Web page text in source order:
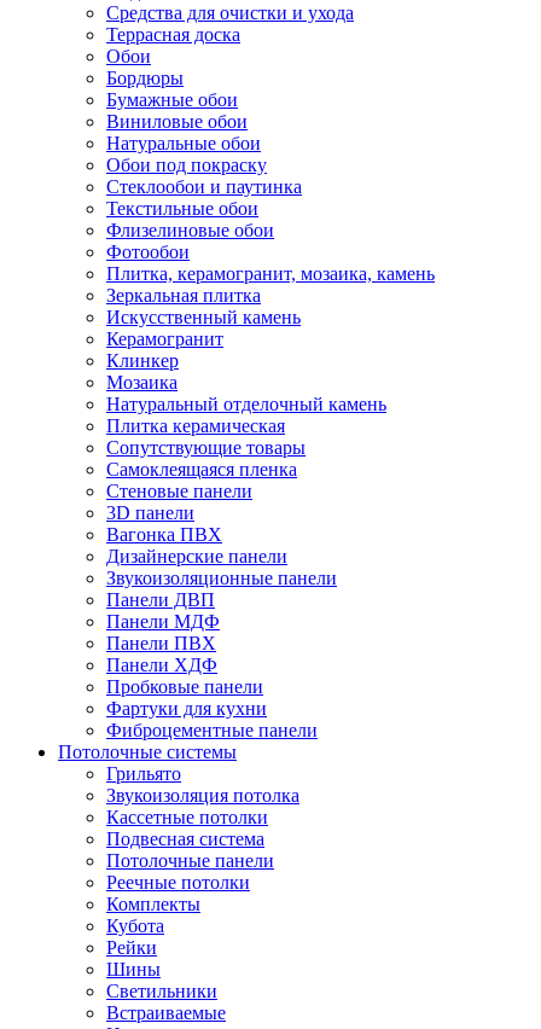
Средства для очистки и ухода
Террасная доска
Обои
Бордюры
Бумажные обои
Виниловые обои
Натуральные обои
Обои под покраску
Стеклообои и паутинка
Текстильные обои
Флизелиновые обои
Фотообои
Плитка, керамогранит, мозаика, камень
Зеркальная плитка
Искусственный камень
Керамогранит
Клинкер
Мозаика
Натуральный отделочный камень
Плитка керамическая
Сопутствующие товары
Самоклеящаяся пленка
Стеновые панели
3D панели
Вагонка ПВХ
Дизайнерские панели
Звукоизоляционные панели
Панели ДВП
Панели МДФ
Панели ПВХ
Панели ХДФ
Пробковые панели
Фартуки для кухни
Фиброцементные панели
Потолочные системы
Грильято
Звукоизоляция потолка
Кассетные потолки
Подвесная система
Потолочные панели
Реечные потолки
Комплекты
Кубота
Рейки
Шины
Светильники
Встраиваемые